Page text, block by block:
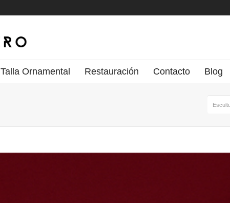
Talla Ornamental Restauración Contacto Blog